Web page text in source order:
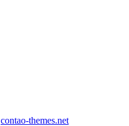
contao-themes.net